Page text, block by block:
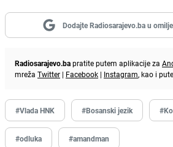
Dodajte Radiosarajevo.ba u
Radiosarajevo.bapratite putem aplikacije za
mreža Twitter | Facebook | Instagram, kao i
#Vlada HNK #Bosanski jezik
#odluka #amandman